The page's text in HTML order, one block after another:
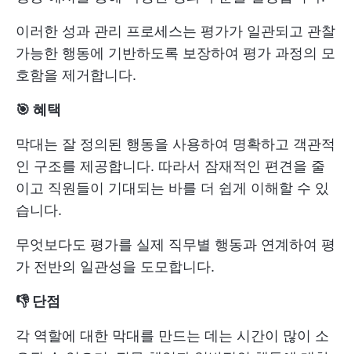
이러한 성과 관리 프로세스는 평가가 일관되고 관찰
가능한 행동에 기반하도록 보장하여 평가 과정의 모
호함을 제거합니다.
🎯 혜택
막대는 잘 정의된 행동을 사용하여 명확하고 객관적
인 구조를 제공합니다. 따라서 잠재적인 편견을 줄
이고 직원들이 기대되는 바를 더 쉽게 이해할 수 있
습니다.
무엇보다도 평가를 실제 직무별 행동과 연계하여 평
가 전반의 일관성을 도모합니다.
👎 단점
각 역할에 대한 막대를 만드는 데는 시간이 많이 소